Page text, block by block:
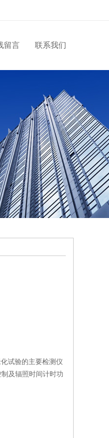
留言 联系我们
试验的主要检测仪
及辐照时间计时功